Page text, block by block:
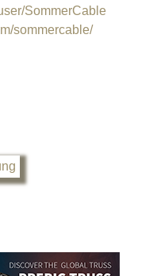
SommerCable
sommercable/